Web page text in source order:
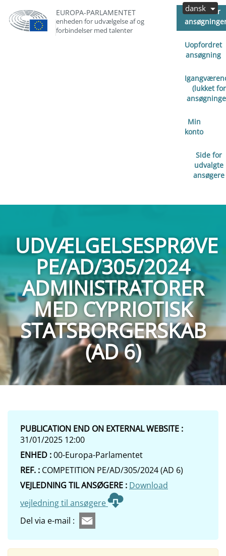
EUROPA-PARLAMENTET
enheden for udvælgelse af og
forbindelser med talenter
Åben for
Uopfordret
ansøgning
(lukket for
Min
konto
Side for
udvalgte
ansøgere
dansk
UDVÆLGELSESPRØVE
PE/AD/305/2024
ADMINISTRATORER
MED CYPRIOTISK
STATSBORGERSKAB
(AD 6)
PUBLICATION END ON EXTERNAL WEBSITE :
31/01/2025 12:00
ENHED :00-Europa-Parlamentet
REF. : COMPETITION PE/AD/305/2024 (AD 6)
VEJLEDNING TIL ANSØGERE : Download
vejledning til ansøgere
Del via e-mail :